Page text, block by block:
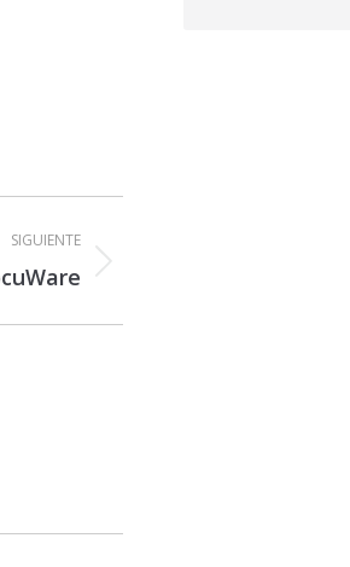
SIGUIENTE